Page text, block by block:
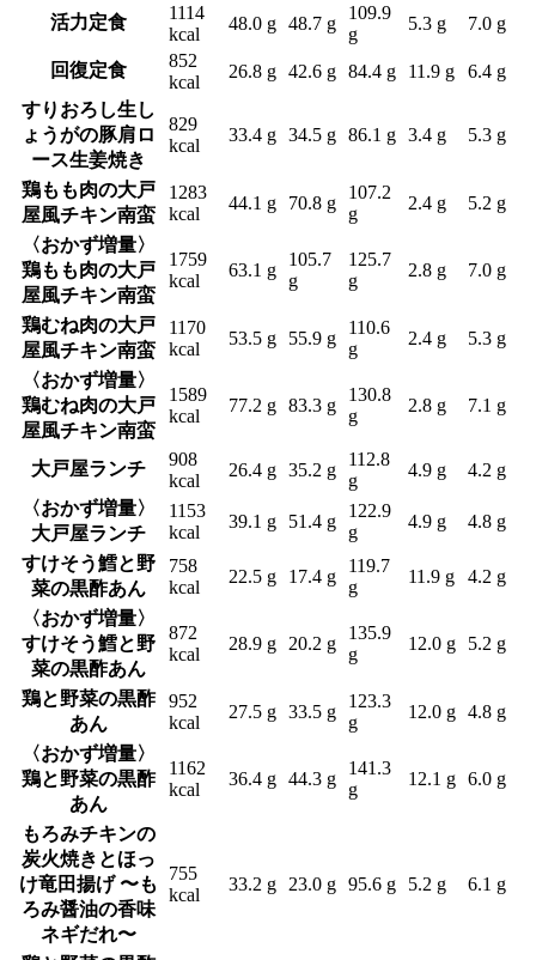
活力定食
1114
kcal
48.0 g 48.7 g
109.9
g
5.3 g 7.0 g
回復定食
852
kcal
26.8 g 42.6 g 84.4 g 11.9 g
6.4 g
すりおろし生し
ょうがの豚肩ロ
ース生姜焼き
829
kcal
33.4 g 34.5 g 86.1 g 3.4 g 5.3 g
鶏もも肉の大戸
屋風チキン南蛮
1283
kcal
44.1 g 70.8 g
107.2
g
2.4 g 5.2 g
〈おかず増量〉
鶏もも肉の大戸
屋風チキン南蛮
1759
kcal
63.1 g
105.7
g
125.7
g
2.8 g 7.0 g
鶏むね肉の大戸
屋風チキン南蛮
1170
kcal
53.5 g 55.9 g
110.6
g
2.4 g 5.3 g
〈おかず増量〉
鶏むね肉の大戸
屋風チキン南蛮
1589
kcal
77.2 g 83.3 g
130.8
g
2.8 g 7.1 g
大戸屋ランチ
908
kcal
26.4 g 35.2 g
112.8
g
4.9 g
4.2 g
〈おかず増量〉
大戸屋ランチ
1153
kcal
39.1 g 51.4 g
122.9
g
4.9 g 4.8 g
すけそう鱈と野
菜の黒酢あん
758
kcal
22.5 g 17.4 g
119.7
g
11.9 g 4.2 g
〈おかず増量〉
すけそう鱈と野
菜の黒酢あん
872
kcal
28.9 g 20.2 g
135.9
g
12.0 g 5.2 g
鶏と野菜の黒酢
あん
952
kcal
27.5 g 33.5 g
123.3
g
12.0 g 4.8 g
〈おかず増量〉
鶏と野菜の黒酢
あん
1162
kcal
36.4 g 44.3 g
141.3
g
12.1 g 6.0 g
もろみチキンの
炭火焼きとほっ
け竜田揚げ 〜も
ろみ醤油の香味
ネギだれ〜
755
kcal
33.2 g 23.0 g 95.6 g 5.2 g 6.1 g